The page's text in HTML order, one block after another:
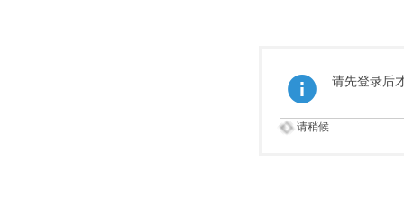
请先登录后
请稍候...